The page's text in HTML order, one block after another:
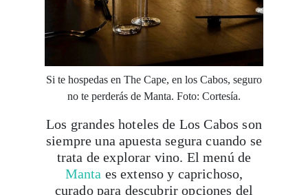
Si te hospedas en The Cape, en los Cabos, seguro
no te perderás de Manta. Foto: Cortesía.
Los grandes hoteles de Los Cabos son
trata de explorar vino. El menú de
Mantaes extenso y caprichoso,
curado para descubrir opciones del
viejo y del nuevo mundo.